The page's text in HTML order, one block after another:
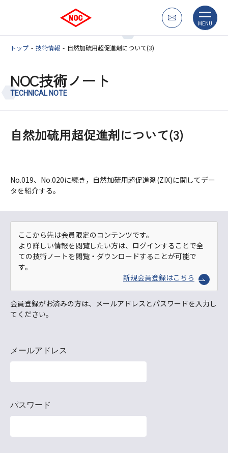
MENU
トップ 技術情報 自然加硫用超促進剤について(3)
NOC技術ノート
TECHNICAL NOTE
自然加硫用超促進剤について(3)
No.019、No.020に続き，自然加硫用超促進剤(ZIX)に関してデー
タを紹介する。
ここから先は会員限定のコンテンツです。
より詳しい情報を閲覧したい方は、ログインすることで全
ての技術ノートを閲覧・ダウンロードすることが可能で
す。
新規会員登録はこちら
会員登録がお済みの方は、メールアドレスとパスワードを入力し
てください。
メールアドレス
パスワード